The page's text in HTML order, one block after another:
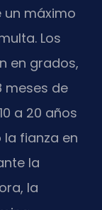
un máximo
Los
en grados,
meses de
a 20 años
la fianza en
la
la